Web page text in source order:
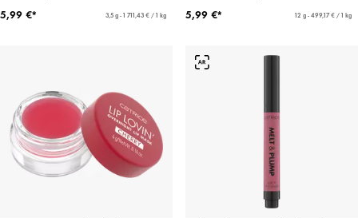
5,99 €*
3,5 g - 1 711,43 € / 1 kg
5,99 €*
12 g - 499,17 € / 1 kg